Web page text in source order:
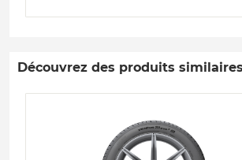
Découvrez des produits